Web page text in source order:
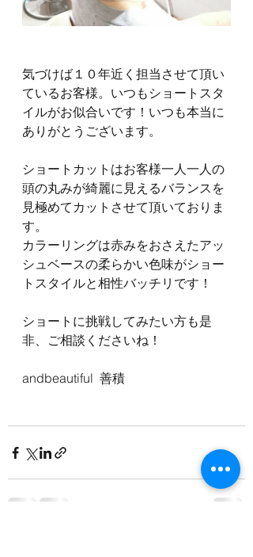
気づけば１０年近く担当させて頂い
ているお客様。いつもショートスタ
イルがお似合いです！いつも本当に
ありがとうございます。
ショートカットはお客様一人一人の
頭の丸みが綺麗に見えるバランスを
見極めてカットさせて頂いておりま
す。
カラーリングは赤みをおさえたアッ
シュベースの柔らかい色味がショー
トスタイルと相性バッチリです！
ショートに挑戦してみたい方も是
非、ご相談くださいね！
andbeautiful  善積